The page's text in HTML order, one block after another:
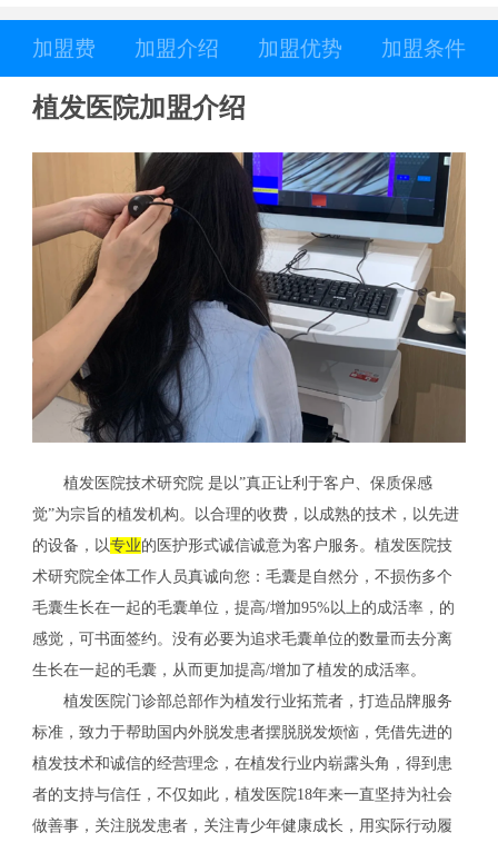
加盟费 加盟介绍 加盟优势 加盟条件
植发医院加盟介绍
植发医院技术研究院 是以”真正让利于客户、保质保感
觉”为宗旨的植发机构。以合理的收费，以成熟的技术，以先进
的设备，以专业的医护形式诚信诚意为客户服务。植发医院技
术研究院全体工作人员真诚向您：毛囊是自然分，不损伤多个
毛囊生长在一起的毛囊单位，提高/增加95%以上的成活率，的
感觉，可书面签约。没有必要为追求毛囊单位的数量而去分离
生长在一起的毛囊，从而更加提高/增加了植发的成活率。
植发医院门诊部总部作为植发行业拓荒者，打造品牌服务
标准，致力于帮助国内外脱发患者摆脱脱发烦恼，凭借先进的
植发技术和诚信的经营理念，在植发行业内崭露头角，得到患
者的支持与信任，不仅如此，植发医院18年来一直坚持为社会
做善事，关注脱发患者，关注青少年健康成长，用实际行动履